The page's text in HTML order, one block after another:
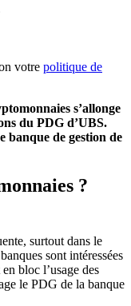
votre politique de
s’allonge
du PDG d’UBS.
banque de gestion de
?
surtout dans le
sont intéressées
bloc l’usage des
le PDG de la banque